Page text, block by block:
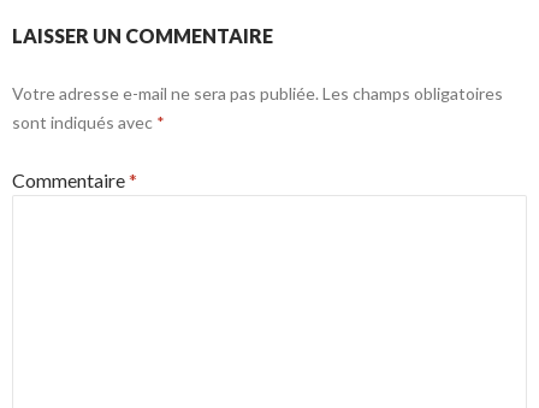
LAISSER UN COMMENTAIRE
Votre adresse e-mail ne sera pas publiée. Les champs obligatoires
sont indiqués avec *
Commentaire*